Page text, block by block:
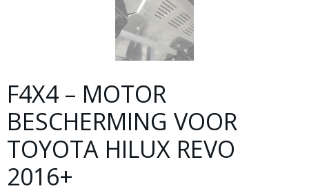
F4X4 – MOTOR
BESCHERMING VOOR
TOYOTA HILUX REVO
2016+